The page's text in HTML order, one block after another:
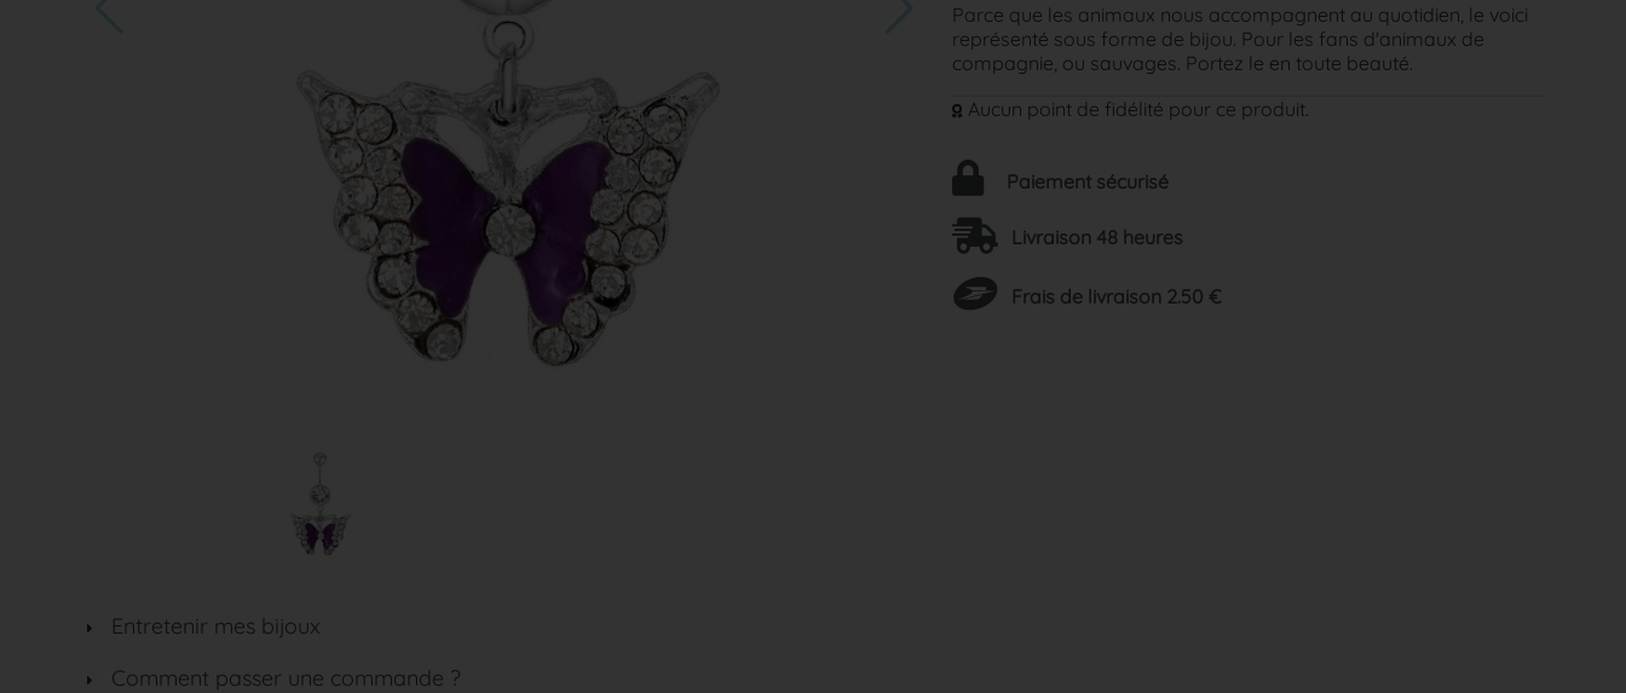
Entretenir mes bijoux
Comment passer une commande ?
Parce que les animaux nous accompagnent au quotidien, le voici
représenté sous forme de bijou. Pour les fans d'animaux de
compagnie, ou sauvages. Portez le en toute beauté.
Aucun point de fidélité pour ce produit.
Paiement sécurisé
Livraison 48 heures
Frais de livraison 2.50 €